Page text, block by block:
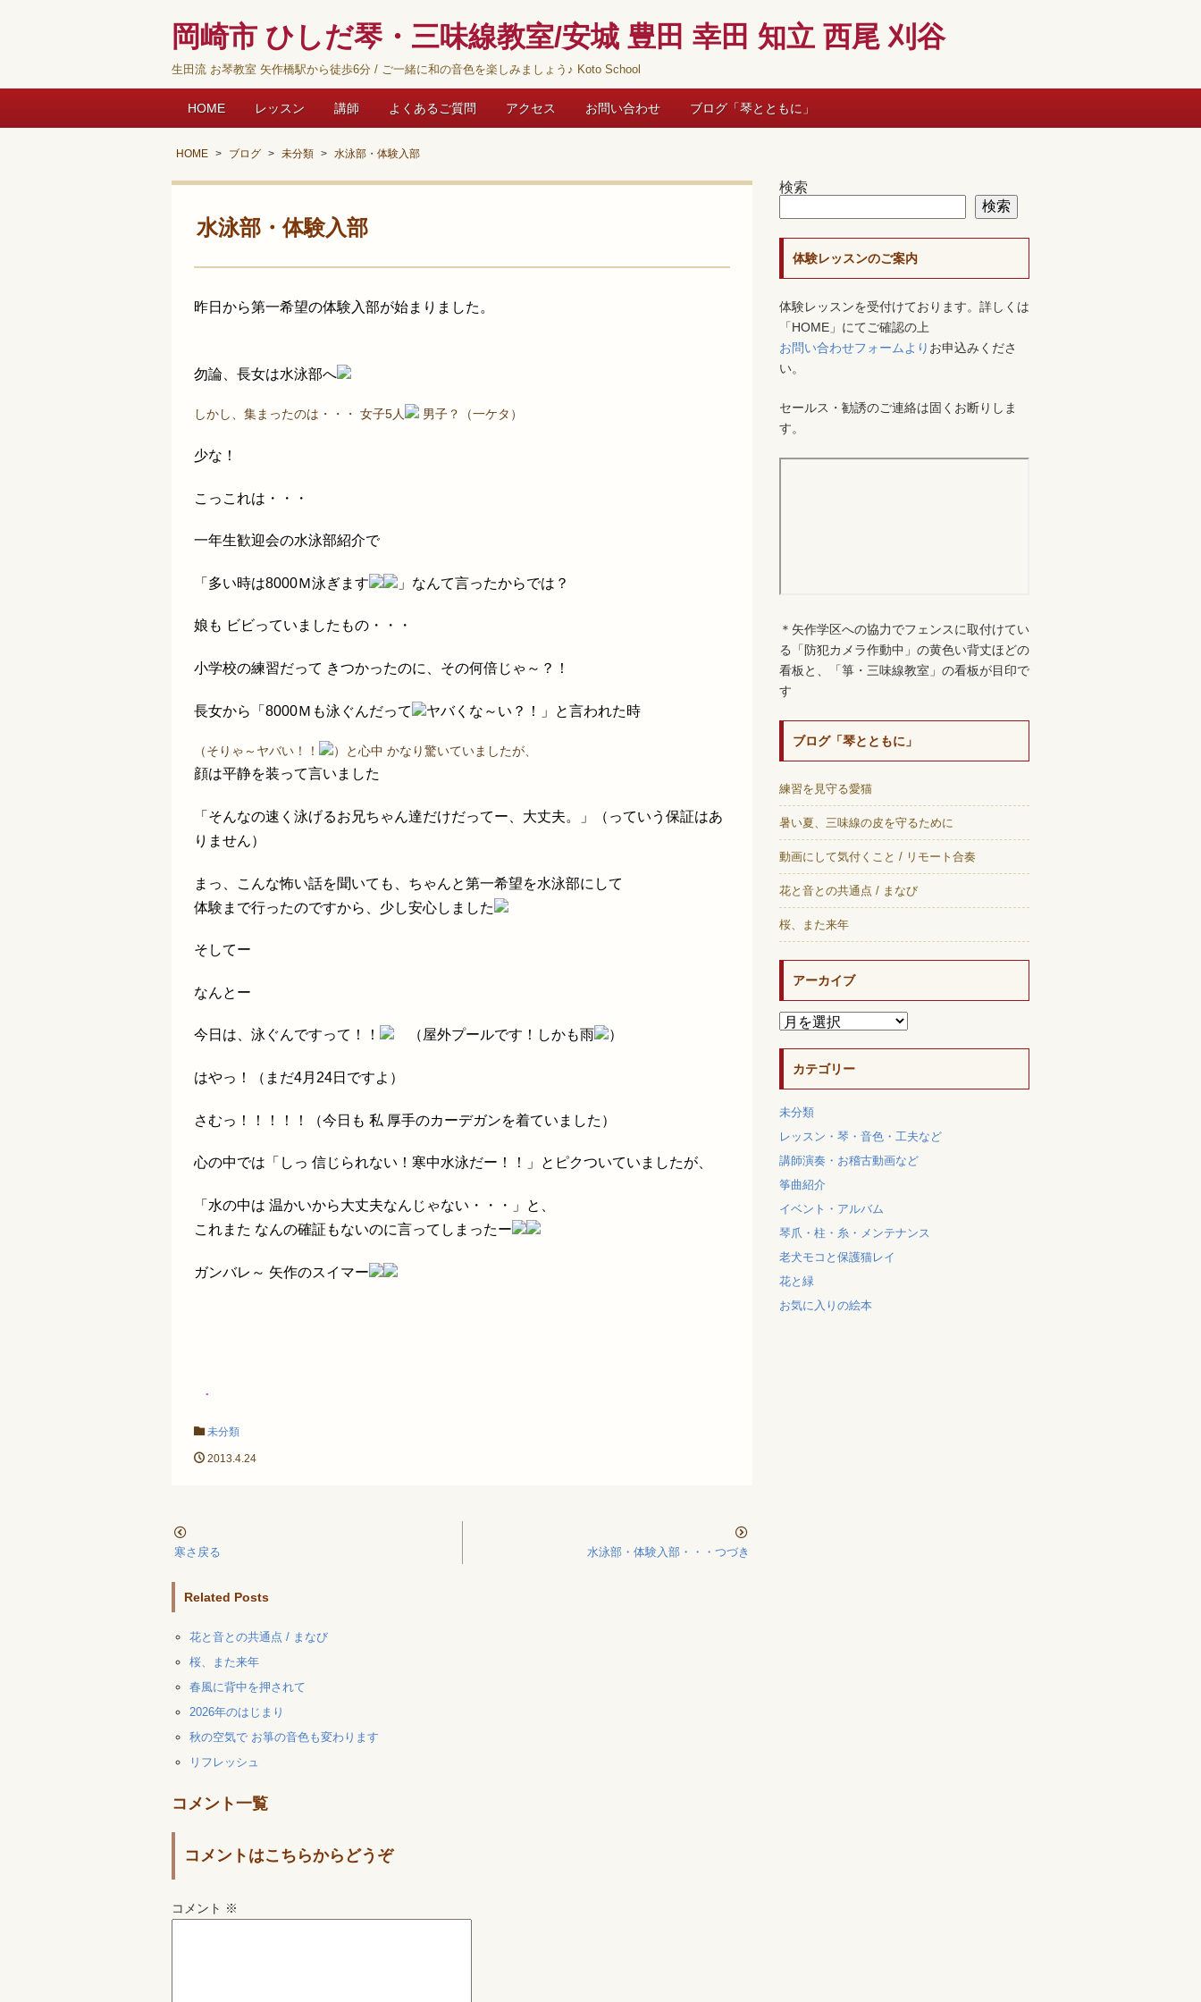
岡崎市 ひしだ琴・三味線教室/安城 豊田 幸田 知立 西尾 刈谷
生田流 お琴教室 矢作橋駅から徒歩6分 / ご一緒に和の音色を楽しみましょう♪ Koto School
HOME レッスン 講師 よくあるご質問 アクセス お問い合わせ ブログ「琴とともに」
HOME ブログ 未分類 水泳部・体験入部
水泳部・体験入部
昨日から第一希望の体験入部が始まりました。
勿論、長女は水泳部へ
しかし、集まったのは・・・ 女子5人 男子？（一ケタ）
少な！
こっこれは・・・
一年生歓迎会の水泳部紹介で
「多い時は8000Ｍ泳ぎます 」なんて言ったからでは？
娘も ビビっていましたもの・・・
小学校の練習だって きつかったのに、その何倍じゃ～？！
長女から「8000Ｍも泳ぐんだって ヤバくな～い？！」と言われた時
（そりゃ～ヤバい！！ ）と心中 かなり驚いていましたが、
顔は平静を装って言いました
「そんなの速く泳げるお兄ちゃん達だけだってー、大丈夫。」（っていう保証はあ
りません）
まっ、こんな怖い話を聞いても、ちゃんと第一希望を水泳部にして
体験まで行ったのですから、少し安心しました
そしてー
なんとー
今日は、泳ぐんですって！！ （屋外プールです！しかも雨 ）
はやっ！（まだ4月24日ですよ）
さむっ！！！！！（今日も 私 厚手のカーデガンを着ていました）
心の中では「しっ 信じられない！寒中水泳だー！！」とピクついていましたが、
「水の中は 温かいから大丈夫なんじゃない・・・」と、
これまた なんの確証もないのに言ってしまったー
ガンバレ～ 矢作のスイマー
.
未分類
2013.4.24
寒さ戻る 水泳部・体験入部・・・つづき
Related Posts
花と音との共通点 / まなび
桜、また来年
春風に背中を押されて
2026年のはじまり
秋の空気で お箏の音色も変わります
リフレッシュ
コメント一覧
コメントはこちらからどうぞ
コメント ※
検索
検索
体験レッスンのご案内
体験レッスンを受付けております。詳しくは
「HOME」にてご確認の上
お問い合わせフォームより お申込みくださ
い。
セールス・勧誘のご連絡は固くお断りしま
す。
＊矢作学区への協力でフェンスに取付けてい
る「防犯カメラ作動中」の黄色い背丈ほどの
看板と、「箏・三味線教室」の看板が目印で
す
ブログ「琴とともに」
練習を見守る愛猫
暑い夏、三味線の皮を守るために
動画にして気付くこと / リモート合奏
花と音との共通点 / まなび
桜、また来年
アーカイブ
カテゴリー
未分類
レッスン・琴・音色・工夫など
講師演奏・お稽古動画など
筝曲紹介
イベント・アルバム
琴爪・柱・糸・メンテナンス
老犬モコと保護猫レイ
花と緑
お気に入りの絵本